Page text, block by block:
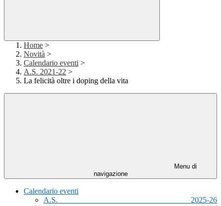
Home >
Novità >
Calendario eventi >
A.S. 2021-22 >
La felicità oltre i doping della vita
Menu di
navigazione
Calendario eventi
A.S. 2025-26